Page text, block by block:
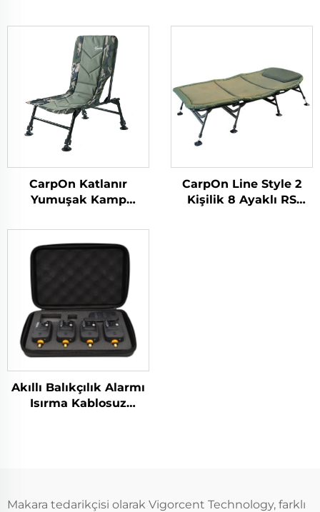
CarpOn Katlanır
Yumuşak Kamp
Havada Balıkçılık
CarpOn Line Style 2
Kişilik 8 Ayaklı RS
Akıllı Balıkçılık Alarmı
Isırma Kablosuz
Makara tedarikçisi olarak Vigorcent Technology, farklı